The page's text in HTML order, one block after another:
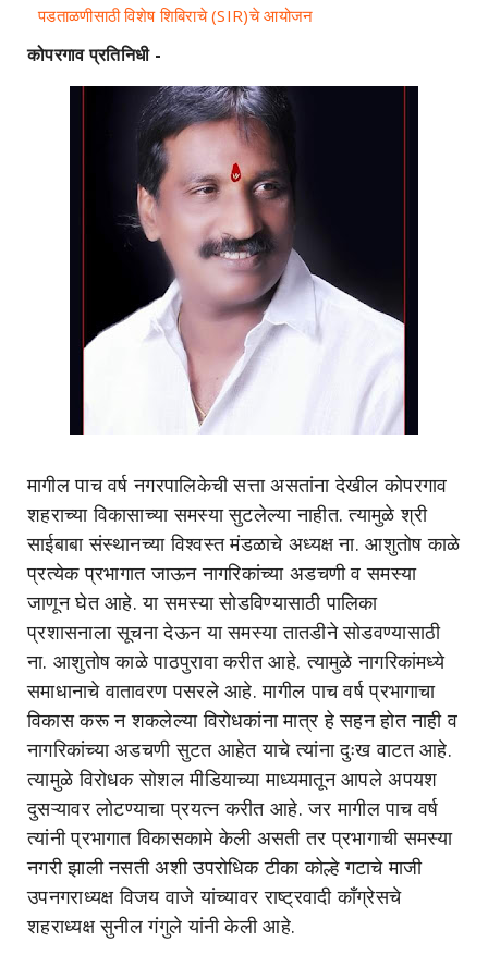
पडताळणीसाठी विशेष शिबिराचे (SIR)चे आयोजन
कोपरगाव प्रतिनिधी -
मागील पाच वर्ष नगरपालिकेची सत्ता असतांना देखील कोपरगाव
शहराच्या विकासाच्या समस्या सुटलेल्या नाहीत. त्यामुळे श्री
साईबाबा संस्थानच्या विश्वस्त मंडळाचे अध्यक्ष ना. आशुतोष काळे
प्रत्येक प्रभागात जाऊन नागरिकांच्या अडचणी व समस्या
जाणून घेत आहे. या समस्या सोडविण्यासाठी पालिका
प्रशासनाला सूचना देऊन या समस्या तातडीने सोडवण्यासाठी
ना. आशुतोष काळे पाठपुरावा करीत आहे. त्यामुळे नागरिकांमध्ये
समाधानाचे वातावरण पसरले आहे. मागील पाच वर्ष प्रभागाचा
विकास करू न शकलेल्या विरोधकांना मात्र हे सहन होत नाही व
नागरिकांच्या अडचणी सुटत आहेत याचे त्यांना दुःख वाटत आहे.
त्यामुळे विरोधक सोशल मीडियाच्या माध्यमातून आपले अपयश
दुसऱ्यावर लोटण्याचा प्रयत्न करीत आहे. जर मागील पाच वर्ष
त्यांनी प्रभागात विकासकामे केली असती तर प्रभागाची समस्या
नगरी झाली नसती अशी उपरोधिक टीका कोल्हे गटाचे माजी
उपनगराध्यक्ष विजय वाजे यांच्यावर राष्ट्रवादी काँग्रेसचे
शहराध्यक्ष सुनील गंगुले यांनी केली आहे.